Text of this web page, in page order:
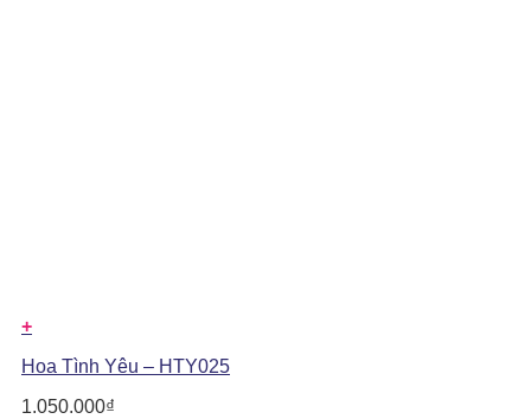
+
Hoa Tình Yêu – HTY025
1.050.000₫